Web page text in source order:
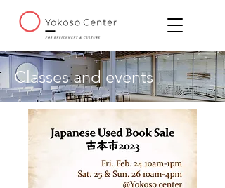
Classes and events